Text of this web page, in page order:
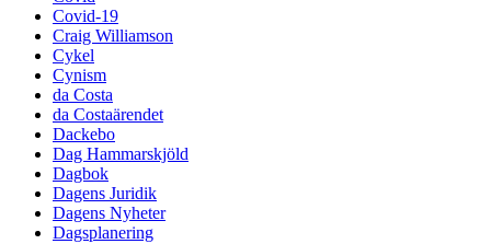
Covid-19
Craig Williamson
Cykel
Cynism
da Costa
da Costaärendet
Dackebo
Dag Hammarskjöld
Dagbok
Dagens Juridik
Dagens Nyheter
Dagsplanering